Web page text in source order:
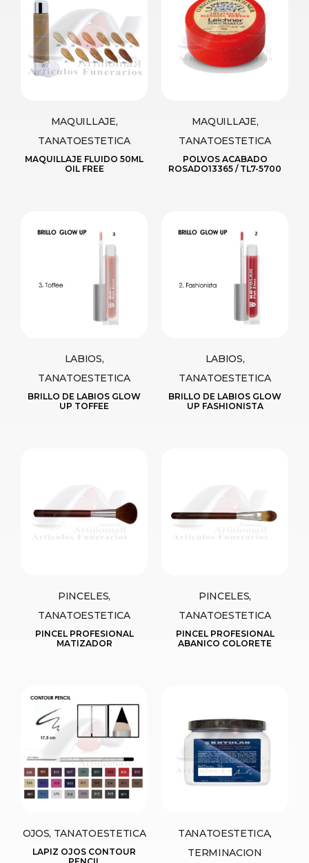
MAQUILLAJE,
TANATOESTETICA
MAQUILLAJE FLUIDO 50ML
OIL FREE
MAQUILLAJE,
TANATOESTETICA
POLVOS ACABADO
ROSADO13365 / TL7-5700
LABIOS,
TANATOESTETICA
BRILLO DE LABIOS GLOW
UP TOFFEE
LABIOS,
TANATOESTETICA
BRILLO DE LABIOS GLOW
UP FASHIONISTA
PINCELES,
TANATOESTETICA
PINCEL PROFESIONAL
MATIZADOR
PINCELES,
TANATOESTETICA
PINCEL PROFESIONAL
ABANICO COLORETE
OJOS, TANATOESTETICA
LAPIZ OJOS CONTOUR
TANATOESTETICA,
TERMINACION